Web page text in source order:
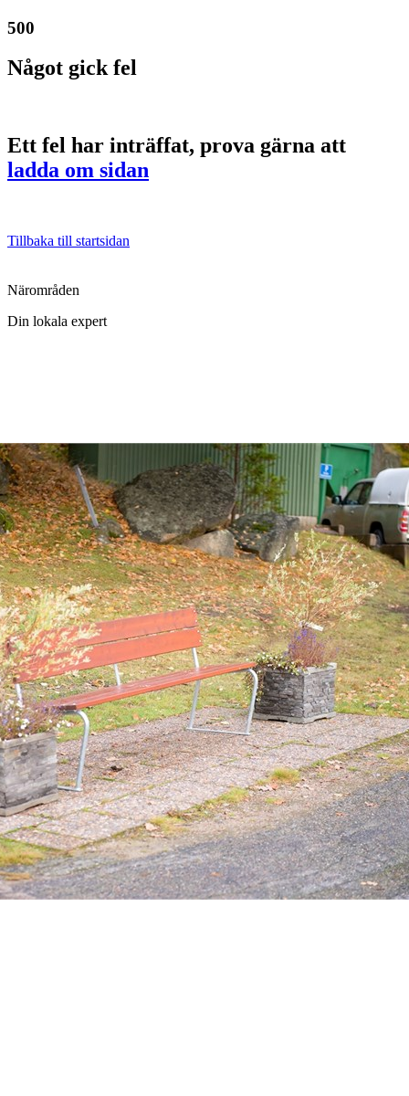
500
Något gick fel
Ett fel har inträffat, prova gärna att
ladda om sidan
Tillbaka till startsidan
Närområden
Din lokala expert